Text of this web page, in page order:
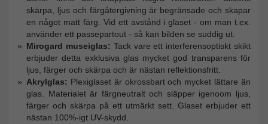
skärpa, ljus och färgåtergivning är begränsade och skapar
en något matt färg. Vid ett avstånd i glaset - om man t.ex.
använder ett passepartout - så kan bilden se suddig ut.
Mirogard museiglas: Tack vare ett interferensoptiskt skikt
erbjuder detta exklusiva glas mycket god transparens för
ljus, färger och skärpa och är nästan reflektionsfritt.
Akrylglas: Plexiglaset är okrossbart och mycket lättare än
glas. Materialet är färgneutralt och släpper igenoom ljus,
färger och skärpa på ett utmärkt sett. Glaset erbjuder ett
nästan 100%-igt UV-skydd.